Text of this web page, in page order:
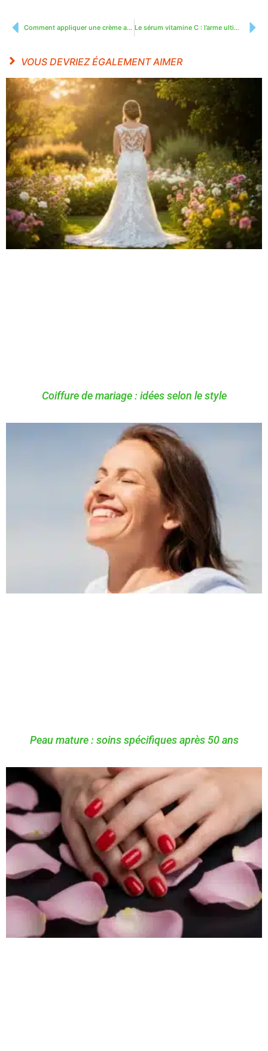
Comment appliquer une crème anti-rides : le rituel en 5 étapes Le sérum vitamine C : l’arme ultime pour révéler l’éclat de votre peau
VOUS DEVRIEZ ÉGALEMENT AIMER
Coiffure de mariage : idées selon le style
Peau mature : soins spécifiques après 50 ans